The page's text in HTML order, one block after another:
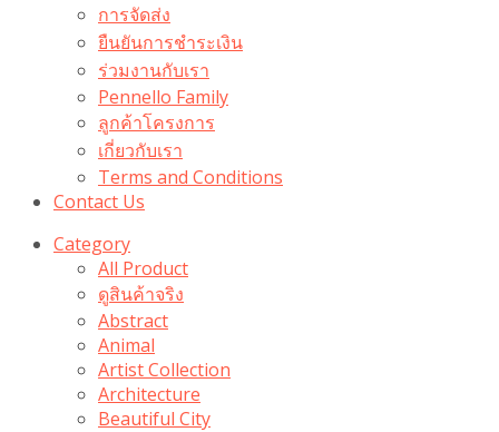
การจัดส่ง
ยืนยันการชำระเงิน
ร่วมงานกับเรา
Pennello Family
ลูกค้าโครงการ
เกี่ยวกับเรา
Terms and Conditions
Contact Us
Category
All Product
ดูสินค้าจริง
Abstract
Animal
Artist Collection
Architecture
Beautiful City